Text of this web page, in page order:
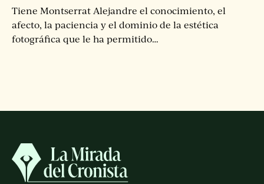
Tiene Montserrat Alejandre el conocimiento, el
afecto, la paciencia y el dominio de la estética
fotográfica que le ha permitido…